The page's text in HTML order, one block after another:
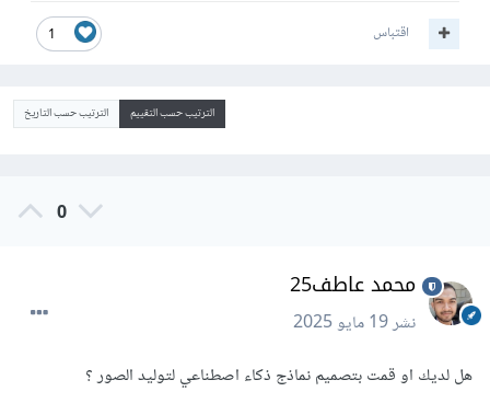
1 اقتباس
الترتيب حسب التقييم الترتيب حسب التاريخ
0
محمد عاطف25
نشر19 مايو 2025
هل لديك او قمت بتصميم نماذج ذكاء اصطناعي لتوليد الصور ؟